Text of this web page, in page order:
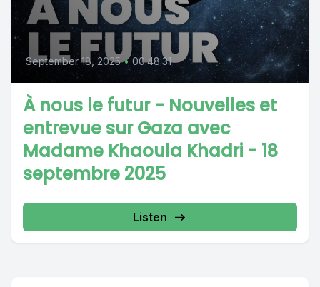
September 18, 2025 • 00:48:31
À nous le futur - Nouvelles et
entrevue sur Gaza avec
Madame Khaoula Khadri - 18
septembre 2025
Listen